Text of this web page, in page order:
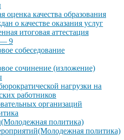
оценка качества образования
о качестве оказания услуг
итоговая аттестация
9
собеседование
сочинение (изложение)
нагрузки на
работников
организаций
политика)
политика)